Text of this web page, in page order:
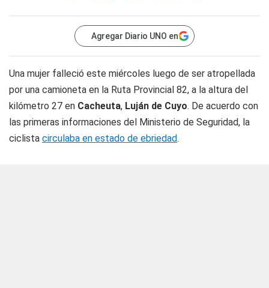
Agregar Diario UNO en
Una mujer falleció este miércoles luego de ser atropellada
por una camioneta en la Ruta Provincial 82, a la altura del
kilómetro 27 en Cacheuta, Luján de Cuyo. De acuerdo con
las primeras informaciones del Ministerio de Seguridad, la
ciclista circulaba en estado de ebriedad.